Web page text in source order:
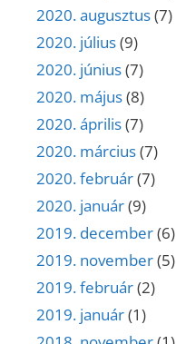
2020. augusztus(7)
2020. július(9)
2020. június(7)
2020. május(8)
2020. április(7)
2020. március(7)
2020. február(7)
2020. január(9)
2019. december(6)
2019. november(5)
2019. február(2)
2019. január(1)